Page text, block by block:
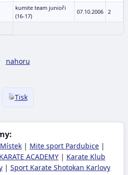
kumite team junioři
(16-17)
07.10.2006 2
nahoru
Tisk
| Mite sport Pardubice |
ACADEMY | Karate Klub
| Sport Karate Shotokan Karlovy